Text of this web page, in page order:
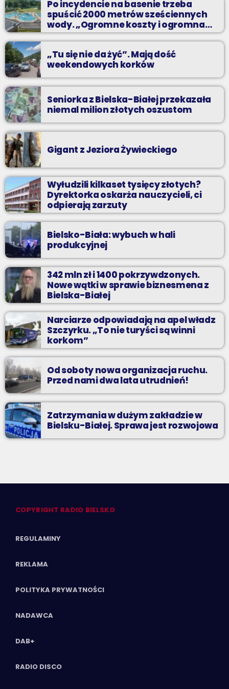
Po incydencie na basenie trzeba
spuścić 2000 metrów sześciennych
wody. „Ogromne koszty i ogromna
praca”
„Tu się nie da żyć”. Mają dość
weekendowych korków
Seniorka z Bielska-Białej przekazała
niemal milion złotych oszustom
Gigant z Jeziora Żywieckiego
Wyłudzili kilkaset tysięcy złotych?
Dyrektorka oskarża nauczycieli, ci
odpierają zarzuty
Bielsko-Biała: wybuch w hali
produkcyjnej
342 mln zł i 1400 pokrzywdzonych.
Nowe wątki w sprawie biznesmena z
Bielska-Białej
Narciarze odpowiadają na apel władz
Szczyrku. „To nie turyści są winni
korkom”
Od soboty nowa organizacja ruchu.
Przed nami dwa lata utrudnień!
Zatrzymania w dużym zakładzie w
Bielsku-Białej. Sprawa jest rozwojowa
COPYRIGHT RADIO BIELSKO
REGULAMINY
REKLAMA
POLITYKA PRYWATNOŚCI
NADAWCA
DAB+
RADIO DISCO